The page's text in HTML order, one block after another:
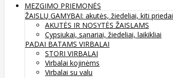
MEZGIMO PRIEMONĖS
ŽAISLŲ GAMYBAI: akutės, žiedeliai, kiti priedai
AKUTĖS IR NOSYTĖS ŽAISLAMS
Cypsiukai, sąnariai, žiedeliai, laikikliai
PADAI BATAMS VIRBALAI
STORI VIRBALAI
Virbalai kojinėms
Virbalai su valu